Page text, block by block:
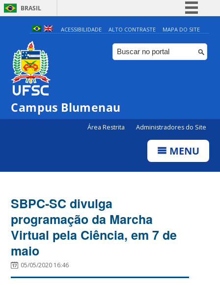
BRASIL
Simplifique!
Comunica BR
Participe
ACESSIBILIDADE ALTO CONTRASTE MAPA DO SITE
Campus Blumenau
Área Restrita Administradores do Site
MENU
SBPC-SC divulga
programação da Marcha
Virtual pela Ciência, em 7 de
maio
05/05/2020 16:46